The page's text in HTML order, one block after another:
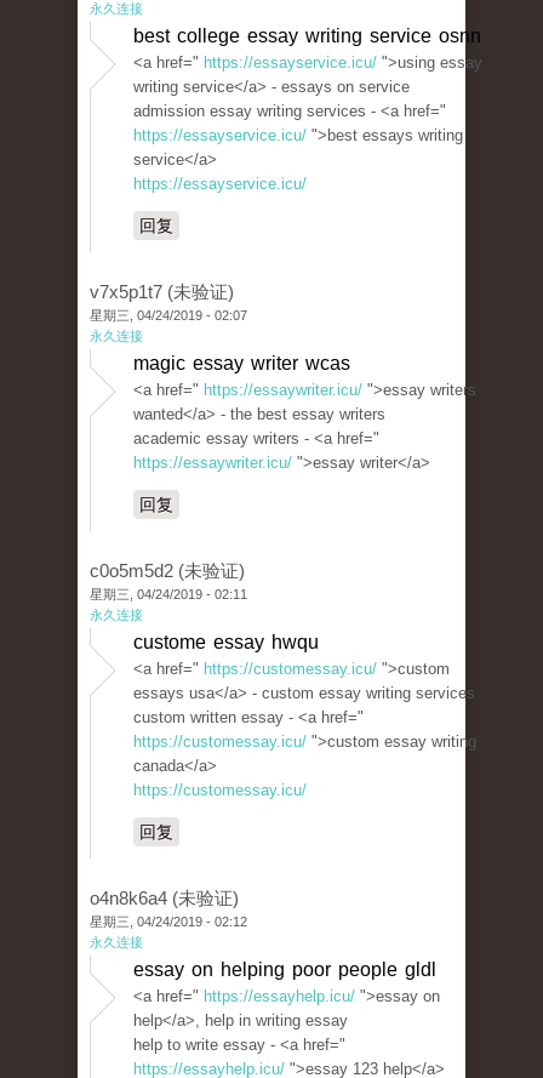
永久连接
best college essay writing service osnn
<a href=" https://essayservice.icu/ ">using essay
writing service</a> - essays on service
admission essay writing services - <a href="
https://essayservice.icu/ ">best essays writing
service</a>
https://essayservice.icu/
回复
v7x5p1t7 (未验证)
星期三, 04/24/2019 - 02:07
永久连接
magic essay writer wcas
<a href=" https://essaywriter.icu/ ">essay writers
wanted</a> - the best essay writers
academic essay writers - <a href="
https://essaywriter.icu/ ">essay writer</a>
回复
c0o5m5d2 (未验证)
星期三, 04/24/2019 - 02:11
永久连接
custome essay hwqu
<a href=" https://customessay.icu/ ">custom
essays usa</a> - custom essay writing services
custom written essay - <a href="
https://customessay.icu/ ">custom essay writing
canada</a>
https://customessay.icu/
回复
o4n8k6a4 (未验证)
星期三, 04/24/2019 - 02:12
永久连接
essay on helping poor people gldl
<a href=" https://essayhelp.icu/ ">essay on
help</a>, help in writing essay
help to write essay - <a href="
https://essayhelp.icu/ ">essay 123 help</a>